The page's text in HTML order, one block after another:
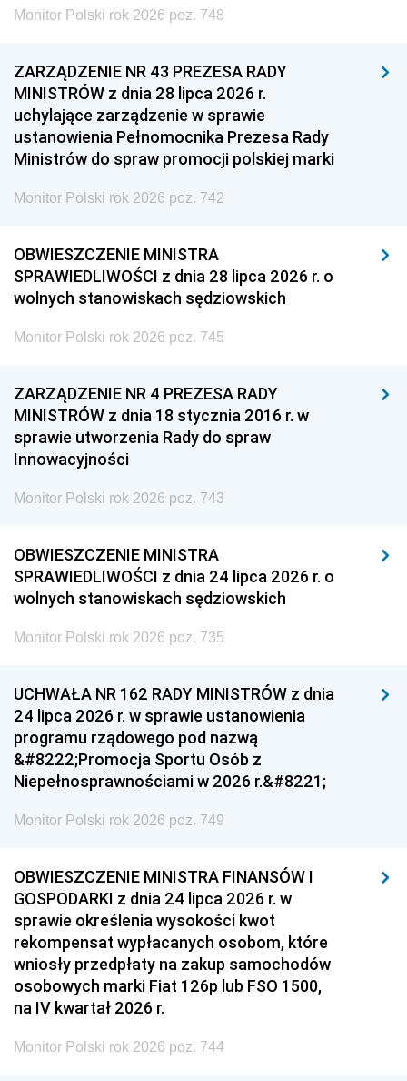
Monitor Polski rok 2026 poz. 748
ZARZĄDZENIE NR 43 PREZESA RADY
MINISTRÓW z dnia 28 lipca 2026 r.
uchylające zarządzenie w sprawie
ustanowienia Pełnomocnika Prezesa Rady
Ministrów do spraw promocji polskiej marki
Monitor Polski rok 2026 poz. 742
OBWIESZCZENIE MINISTRA
SPRAWIEDLIWOŚCI z dnia 28 lipca 2026 r. o
wolnych stanowiskach sędziowskich
Monitor Polski rok 2026 poz. 745
ZARZĄDZENIE NR 4 PREZESA RADY
MINISTRÓW z dnia 18 stycznia 2016 r. w
sprawie utworzenia Rady do spraw
Innowacyjności
Monitor Polski rok 2026 poz. 743
OBWIESZCZENIE MINISTRA
SPRAWIEDLIWOŚCI z dnia 24 lipca 2026 r. o
wolnych stanowiskach sędziowskich
Monitor Polski rok 2026 poz. 735
UCHWAŁA NR 162 RADY MINISTRÓW z dnia
24 lipca 2026 r. w sprawie ustanowienia
programu rządowego pod nazwą
&#8222;Promocja Sportu Osób z
Niepełnosprawnościami w 2026 r.&#8221;
Monitor Polski rok 2026 poz. 749
OBWIESZCZENIE MINISTRA FINANSÓW I
GOSPODARKI z dnia 24 lipca 2026 r. w
sprawie określenia wysokości kwot
rekompensat wypłacanych osobom, które
wniosły przedpłaty na zakup samochodów
osobowych marki Fiat 126p lub FSO 1500,
na IV kwartał 2026 r.
Monitor Polski rok 2026 poz. 744